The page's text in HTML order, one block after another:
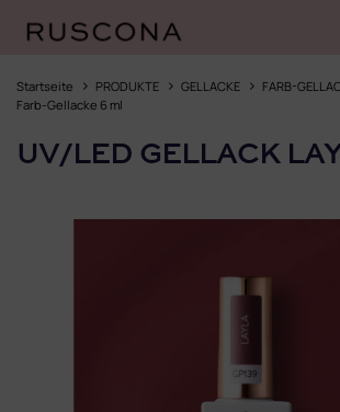
Inhalt
springen
Startseite PRODUKTE GELLACKE
FARB-
Farb-Gellacke 6 ml
UV/LED GELLACK